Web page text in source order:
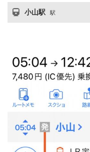
小山駅 駅